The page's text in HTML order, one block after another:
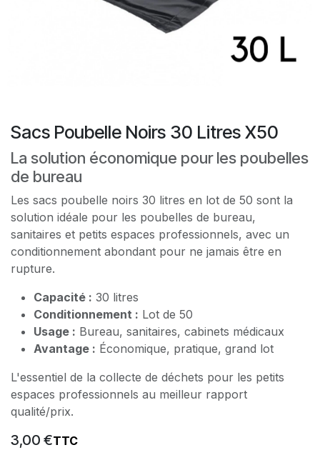
Sacs Poubelle Noirs 30 Litres X50
La solution économique pour les poubelles
de bureau
Les sacs poubelle noirs 30 litres en lot de 50 sont la
solution idéale pour les poubelles de bureau,
sanitaires et petits espaces professionnels, avec un
conditionnement abondant pour ne jamais être en
rupture.
Capacité : 30 litres
Conditionnement : Lot de 50
Usage : Bureau, sanitaires, cabinets médicaux
Avantage : Économique, pratique, grand lot
L'essentiel de la collecte de déchets pour les petits
espaces professionnels au meilleur rapport
qualité/prix.
3,00 €TTC